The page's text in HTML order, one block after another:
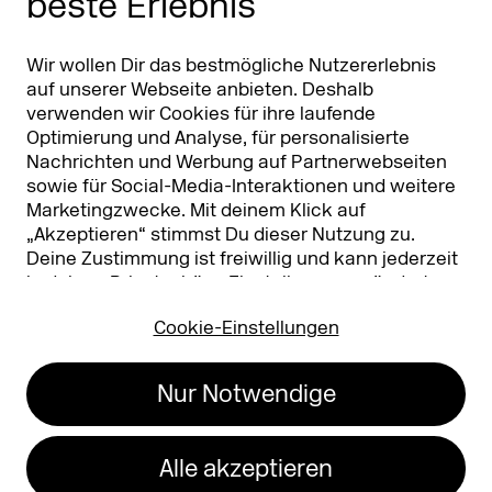
Wir wollen Dir das bestmögliche Nutzererlebnis
auf unserer Webseite anbieten. Deshalb
verwenden wir Cookies für ihre laufende
Optimierung und Analyse, für personalisierte
Nachrichten und Werbung auf Partnerwebseiten
sowie für Social-Media-Interaktionen und weitere
Marketingzwecke. Mit deinem Klick auf
„Akzeptieren“ stimmst Du dieser Nutzung zu.
Deine Zustimmung ist freiwillig und kann jederzeit
in deinen Privatsphäre-Einstellungen
geändert
Nutzung findest Du in unserer
Cookie-Einstellungen
Nur Notwendige
Alle akzeptieren
Partner
Partner & Sponsoren DMEXCO Asia
Koelnmesse GmbH
T. +49 221 821 2020
Datenschutz
Erklärung zur
Barrierefreiheit